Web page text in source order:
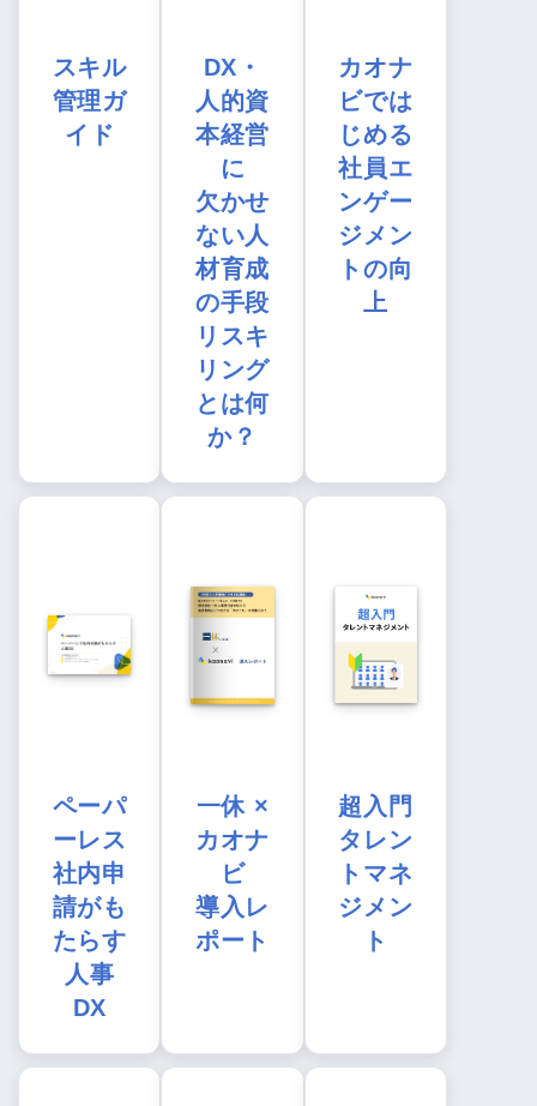
スキル
管理ガ
イド
DX・
人的資
本経営
に
欠かせ
ない人
材育成
の手段
リスキ
リング
とは何
か？
カオナ
ビでは
じめる
社員エ
ンゲー
ジメン
トの向
上
ペーパ
ーレス
社内申
請がも
たらす
人事
DX
一休 ×
カオナ
ビ
導入レ
ポート
超入門
タレン
トマネ
ジメン
ト